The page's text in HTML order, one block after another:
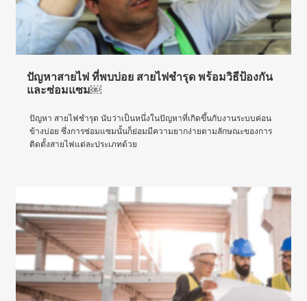
ปัญหาสายไฟ ที่พบบ่อย สายไฟชำรุด พร้อมวิธีป้องกัน
และซ่อมแซม￼
ปัญหา สายไฟชำรุด นับว่าเป็นหนึ่งในปัญหาที่เกิดขึ้นกับงานระบบค่อน
ข้างบ่อย ซึ่งการซ่อมแซมนั้นก็ย่อมมีความยากง่ายตามลักษณะของการ
ติดตั้งสายไฟแต่ละประเภทด้วย